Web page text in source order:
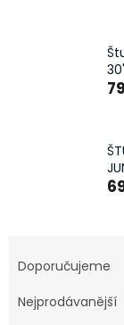
a
e
Doporučujeme
Nejprodávanější